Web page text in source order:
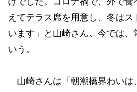
えてテラス席を用意し、冬はス
います」と山崎さん。今では、
いう。
山崎さんは「朝潮橋界わいは